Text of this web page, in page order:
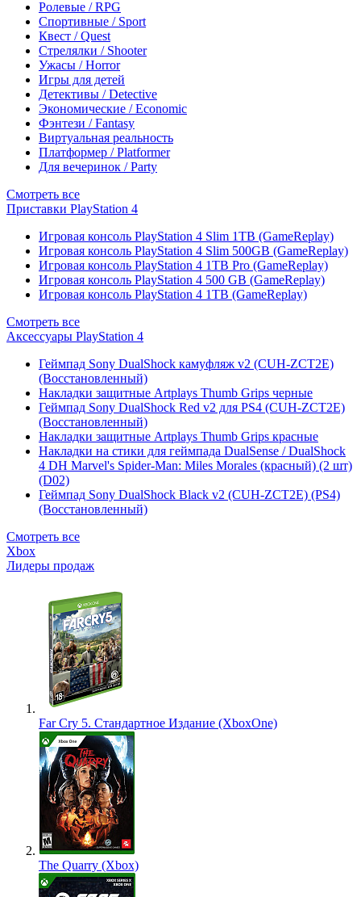
Ролевые / RPG
Спортивные / Sport
Квест / Quest
Стрелялки / Shooter
Ужасы / Horror
Игры для детей
Детективы / Detective
Экономические / Economic
Фэнтези / Fantasy
Виртуальная реальность
Платформер / Platformer
Для вечеринок / Party
Смотреть все
Приставки PlayStation 4
Игровая консоль PlayStation 4 Slim 1TB (GameReplay)
Игровая консоль PlayStation 4 Slim 500GB (GameReplay)
Игровая консоль PlayStation 4 1TB Pro (GameReplay)
Игровая консоль PlayStation 4 500 GB (GameReplay)
Игровая консоль PlayStation 4 1TB (GameReplay)
Смотреть все
Аксессуары PlayStation 4
Геймпад Sony DualShock камуфляж v2 (CUH-ZCT2E)
(Восстановленный)
Накладки защитные Artplays Thumb Grips черные
Геймпад Sony DualShock Red v2 для PS4 (CUH-ZCT2E)
(Восстановленный)
Накладки защитные Artplays Thumb Grips красные
Накладки на стики для геймпада DualSense / DualShock
4 DH Marvel's Spider-Man: Miles Morales (красный) (2 шт)
(D02)
Геймпад Sony DualShock Black v2 (CUH-ZCT2E) (PS4)
(Восстановленный)
Смотреть все
Xbox
Лидеры продаж
Far Cry 5. Стандартное Издание (XboxOne)
The Quarry (Xbox)